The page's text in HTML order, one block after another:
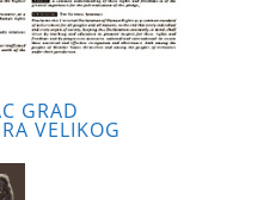
GRAD
VELIKOG